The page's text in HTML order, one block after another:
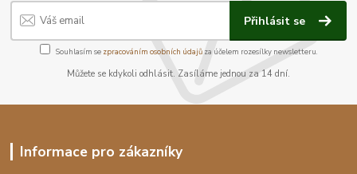
Přihlásit se
Souhlasím se zpracováním osobních údajůza účelem rozesílky newsletteru.
Můžete se kdykoli odhlásit. Zasíláme jednou za 14 dní.
Informace pro zákazníky